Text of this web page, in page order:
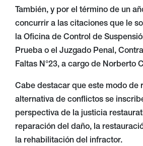
También, y por el término de un
concurrir a las citaciones que le
la Oficina de Control de
Prueba o el Juzgado Penal,
Faltas N°23, a cargo de Norberto
Cabe destacar que este modo de
alternativa de conflictos se
perspectiva de la justicia
reparación del daño, la
la rehabilitación del infractor.